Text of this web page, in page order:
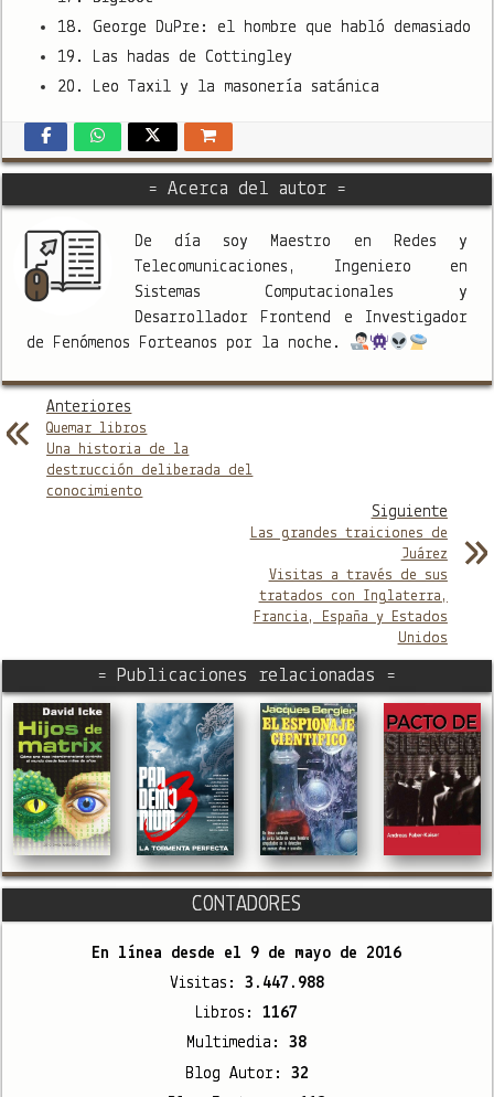
18. George DuPre: el hombre que habló demasiado
19. Las hadas de Cottingley
20. Leo Taxil y la masonería satánica
= Acerca del autor =
De día soy Maestro en Redes y
Telecomunicaciones, Ingeniero en
Sistemas Computacionales y
Desarrollador Frontend e Investigador
de Fenómenos Forteanos por la noche.
Anteriores
Quemar libros
Una historia de la
destrucción deliberada del
conocimiento
Siguiente
Las grandes traiciones de
Juárez
Visitas a través de sus
tratados con Inglaterra,
Francia, España y Estados
Unidos
= Publicaciones relacionadas =
CONTADORES
En línea desde el 9 de mayo de 2016
Visitas: 3.447.988
Libros:1167
Multimedia:38
Blog Autor: 32